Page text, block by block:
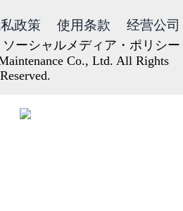
政策 使用条款 经营公司
ソーシャルメディア・ポリシー
Co., Ltd. All Rights
Reserved.